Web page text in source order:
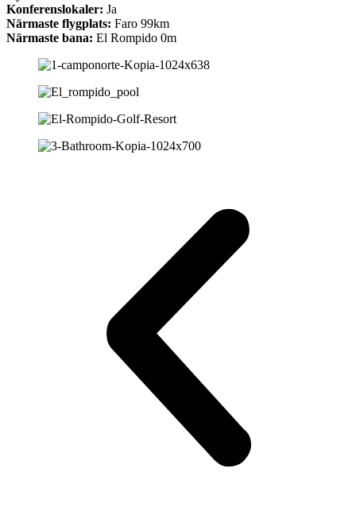
Konferenslokaler: Ja
Närmaste flygplats: Faro 99km
Närmaste bana: El Rompido 0m